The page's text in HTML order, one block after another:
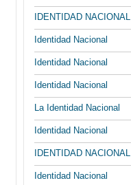
IDENTIDAD NACIONAL
Identidad Nacional
Identidad Nacional
Identidad Nacional
La Identidad Nacional
Identidad Nacional
IDENTIDAD NACIONAL
Identidad Nacional